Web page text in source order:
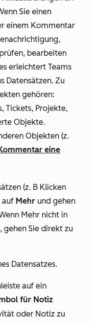
Sie einen
einem Kommentar
bearbeiten
erleichtert Teams
Datensätzen. Zu
gehören:
Tickets, Projekte,
Objekte.
Objekten (z.
eine
(z. B Klicken
auf Mehr und gehen
Mehr nicht in
gehen Sie direkt zu
Datensatzes.
auf ein
für Notiz
oder Notiz zu